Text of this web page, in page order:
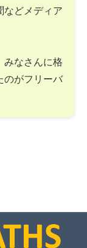
などメディア
みなさんに格
のがフリーバ